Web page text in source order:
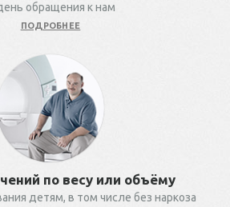
обращения к нам
ПОДРОБНЕЕ
по весу или объёму
детям, в том числе без наркоза